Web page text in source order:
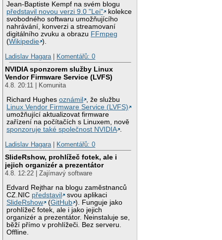
Jean-Baptiste Kempf na svém blogu
představil novou verzi 9.0 "Lei"
kolekce
svobodného softwaru umožňujícího
nahrávání, konverzi a streamovaní
digitálního zvuku a obrazu FFmpeg
(Wikipedie ).
Ladislav Hagara
Komentářů: 0
NVIDIA sponzorem služby Linux
Vendor Firmware Service (LVFS)
4.8. 20:11 | Komunita
Richard Hughesoznámil
, že službu
Linux Vendor Firmware Service (LVFS)
umožňující aktualizovat firmware
zařízení na počítačích s Linuxem, nově
sponzoruje také společnost NVIDIA .
Ladislav Hagara | Komentářů: 0
SlideRshow, prohlížeč fotek, ale i
jejich organizér a prezentátor
4.8. 12:22 | Zajímavý software
Edvard Rejthar na blogu zaměstnanců
CZ.NIC představil
svou aplikaci
SlideRshow
(GitHub ). Funguje jako
prohlížeč fotek, ale i jako jejich
organizér a prezentátor. Neinstaluje se,
běží přímo v prohlížeči. Bez serveru.
Offline.